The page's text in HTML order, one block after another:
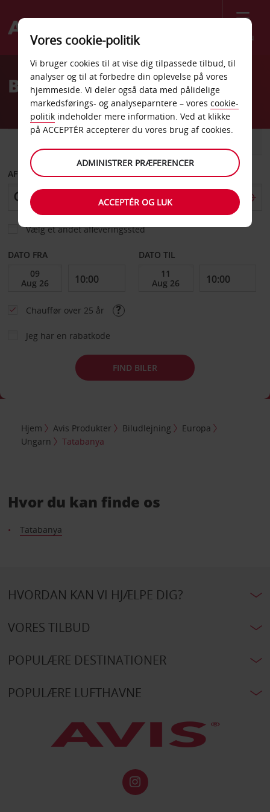
Menu
Welcome
AvisBilleje Tatabanya
AFHENT FRA
Vælg et andet afleveringssted
DATO FRA DATO TIL
Chauffør over 25 år
Jeg har en rabatkode
FIND BILER
Hjem Avis Produkter Biludlejning
Europa
Ungarn
Tatabanya
Hvor du kan finde os
Tatabanya
HVORDAN KAN VI HJÆLPE DIG?
VORES TILBUD
POPULÆRE DESTINATIONER
POPULÆRE LUFTHAVNE
Vores cookie-politik
Vi bruger cookies til at vise dig tilpassede tilbud, til
analyser og til at forbedre din oplevelse på vores
hjemmeside. Vi deler også data med pålidelige
markedsførings- og analyseparntere – vores cookie-
politik indeholder mere information. Ved at klikke
på ACCEPTÉR accepterer du vores brug af cookies.
ADMINISTRER PRÆFERENCER
ACCEPTÉR OG LUK